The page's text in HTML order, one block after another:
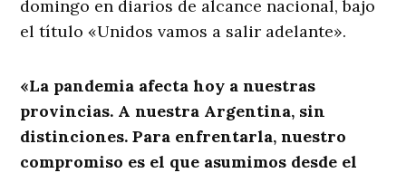
domingo en diarios de alcance nacional, bajo
el título «Unidos vamos a salir adelante».
«La pandemia afecta hoy a nuestras
provincias. A nuestra Argentina, sin
distinciones. Para enfrentarla, nuestro
compromiso es el que asumimos desde el